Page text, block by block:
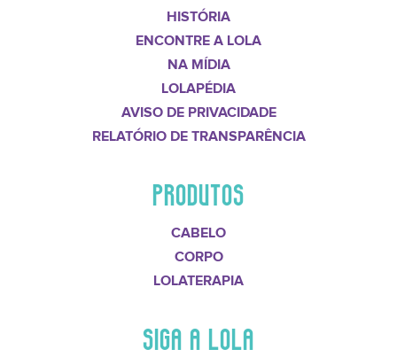
HISTÓRIA
ENCONTRE A LOLA
NA MÍDIA
LOLAPÉDIA
AVISO DE PRIVACIDADE
RELATÓRIO DE TRANSPARÊNCIA
PRODUTOS
CABELO
CORPO
LOLATERAPIA
SIGA A LOLA